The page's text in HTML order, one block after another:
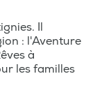
Il
: l'Aventure
à
les familles